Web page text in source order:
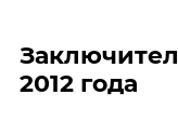
2012 года